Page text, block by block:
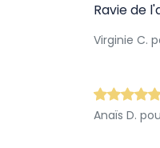
Ravie de
Virginie C.
Anaïs D.